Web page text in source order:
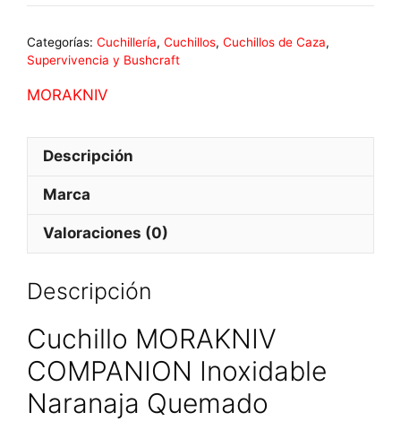
Categorías: Cuchillería, Cuchillos, Cuchillos de Caza,
Supervivencia y Bushcraft
MORAKNIV
Descripción
Marca
Valoraciones (0)
Descripción
Cuchillo MORAKNIV
COMPANION Inoxidable
Naranaja Quemado